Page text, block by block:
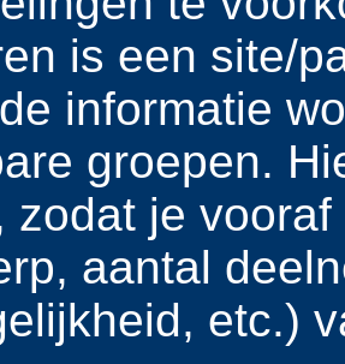
is een site/
informatie
groepen.
zodat je
aantal
etc.)